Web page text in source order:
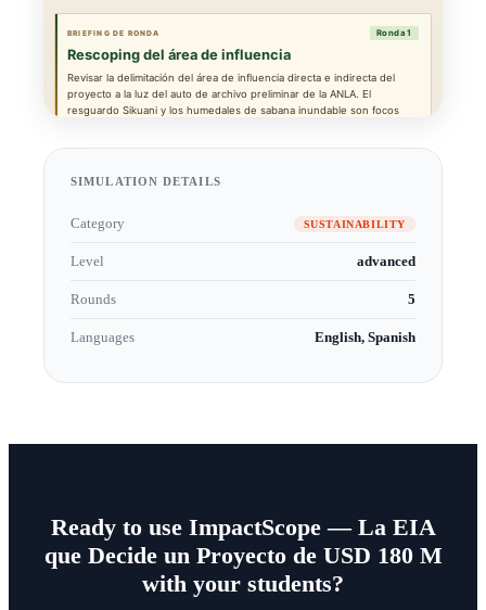
SIMULATION DETAILS
Category SUSTAINABILITY
Level advanced
Rounds 5
Languages English, Spanish
Ready to use ImpactScope — La EIA
que Decide un Proyecto de USD 180 M
with your students?